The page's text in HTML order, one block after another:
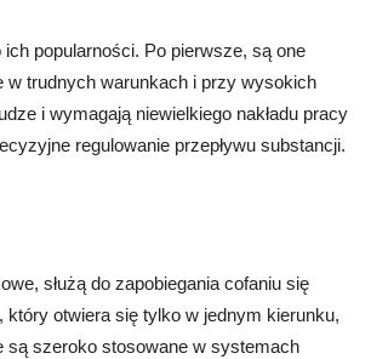
popularności. Po pierwsze, są one
w trudnych warunkach i przy wysokich
i wymagają niewielkiego nakładu pracy
regulowanie przepływu substancji.
służą do zapobiegania cofaniu się
otwiera się tylko w jednym kierunku,
są szeroko stosowane w systemach